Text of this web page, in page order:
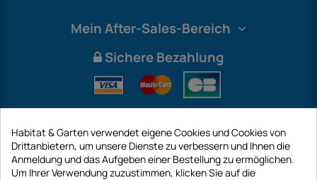
Mein After-Sales-Bereich
Sichere Bezahlung
Habitat & Garten verwendet eigene Cookies und Cookies von
Drittanbietern, um unsere Dienste zu verbessern und Ihnen die
Anmeldung und das Aufgeben einer Bestellung zu ermöglichen.
Um Ihrer Verwendung zuzustimmen, klicken Sie auf die